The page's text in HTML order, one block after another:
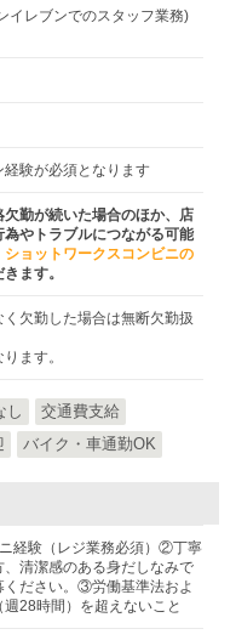
イレブンでのスタッフ業務)
経験が必須となります
勤が続いた場合のほか、店
やトラブルにつながる可能
ショットワークスコンビニの
ます。
く欠勤した場合は無断欠勤扱
ます。
し
交通費支給
バイク・車通勤OK
経験（レジ業務必須）②丁寧
清潔感のある身だしなみで
ください。③労働基準法およ
28時間）を超えないこと